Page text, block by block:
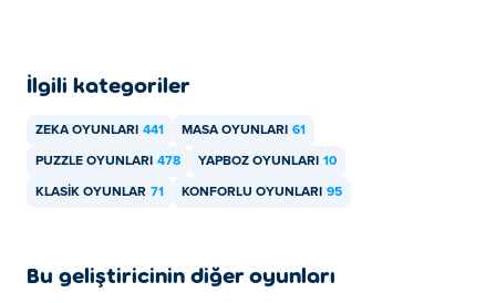
İlgili kategoriler
ZEKA OYUNLARI 441 MASA OYUNLARI 61
PUZZLE OYUNLARI 478 YAPBOZ OYUNLARI 10
KLASIK OYUNLAR 71 KONFORLU OYUNLARI 95
Bu geliştiricinin diğer oyunları